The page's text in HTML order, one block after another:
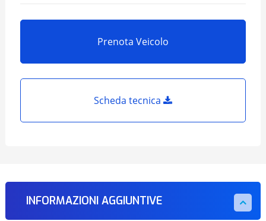
Prenota Veicolo
Scheda tecnica
INFORMAZIONI AGGIUNTIVE